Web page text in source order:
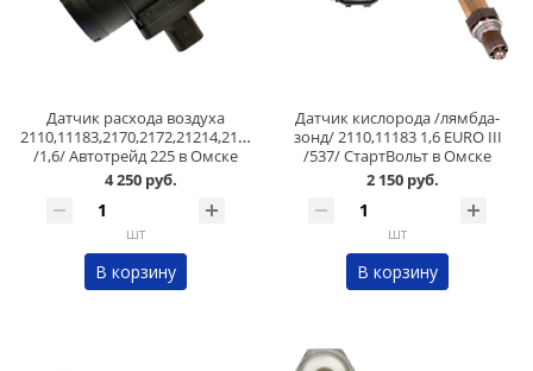
Датчик расхода воздуха
2110,11183,2170,2172,21214,2123
/1,6/ Автотрейд 225 в Омске
4 250 руб.
шт
В корзину
Датчик кислорода /лямбда-
зонд/ 2110,11183 1,6 EURO III
/537/ СтартВольт в Омске
2 150 руб.
шт
В корзину